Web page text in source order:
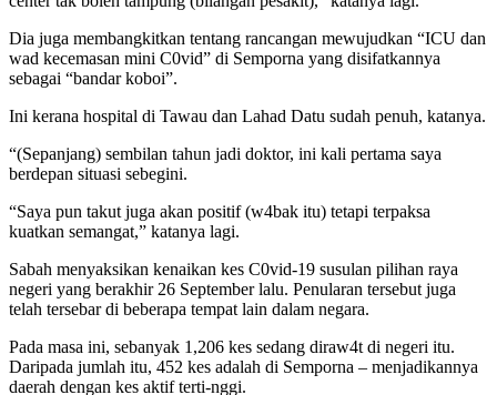
Dia juga membangkitkan tentang rancangan mewujudkan “ICU dan
wad kecemasan mini C0vid” di Semporna yang disifatkannya
sebagai “bandar koboi”.
Ini kerana hospital di Tawau dan Lahad Datu sudah penuh, katanya.
“(Sepanjang) sembilan tahun jadi doktor, ini kali pertama saya
berdepan situasi sebegini.
“Saya pun takut juga akan positif (w4bak itu) tetapi terpaksa
kuatkan semangat,” katanya lagi.
Sabah menyaksikan kenaikan kes C0vid-19 susulan pilihan raya
negeri yang berakhir 26 September lalu. Penularan tersebut juga
telah tersebar di beberapa tempat lain dalam negara.
Pada masa ini, sebanyak 1,206 kes sedang diraw4t di negeri itu.
Daripada jumlah itu, 452 kes adalah di Semporna – menjadikannya
daerah dengan kes aktif terti-nggi.